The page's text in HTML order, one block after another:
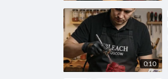
0:10